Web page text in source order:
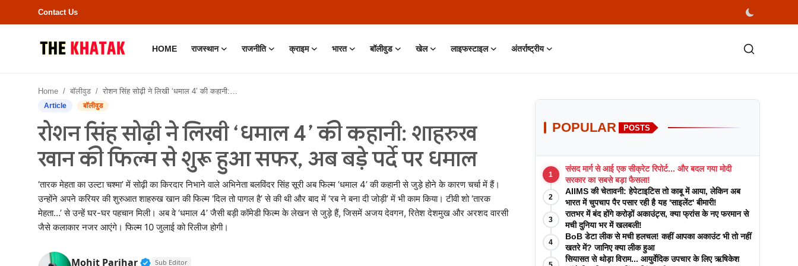
Contact Us
HOME राजस्थान राजनीति क्राइम भारत बॉलीवुड खेल लाइफस्टाइल अंतर्राष्ट्रीय
Contact Us
राजस्थान
राजनीति
Home बॉलीवुड रोशन सिंह सोढ़ी ने लिखी ‘धमाल 4’ की कहानी: शाहरुख खान की फिल्म से शुरू हुआ सफर, अब बड़े पर्दे पर धमाल
Article बॉलीवुड
रोशन सिंह सोढ़ी ने लिखी ‘धमाल 4’ की कहानी: शाहरुख
खान की फिल्म से शुरू हुआ सफर, अब बड़े पर्दे पर धमाल
‘तारक मेहता का उल्टा चश्मा’ में सोढ़ी का किरदार निभाने वाले अभिनेता बलविंदर सिंह सूरी अब फिल्म ‘धमाल 4’ की कहानी से जुड़े होने के कारण चर्चा में हैं।
उन्होंने अपने करियर की शुरुआत शाहरुख खान की फिल्म ‘दिल तो पागल है’ से की थी और बाद में ‘रब ने बना दी जोड़ी’ में भी काम किया। टीवी शो ‘तारक
मेहता…’ से उन्हें घर-घर पहचान मिली। अब वे ‘धमाल 4’ जैसी बड़ी कॉमेडी फिल्म के लेखन से जुड़े हैं, जिसमें अजय देवगन, रितेश देशमुख और अरशद वारसी
जैसे कलाकार नजर आएंगे। फिल्म 10 जुलाई को रिलीज होगी।
Mohit Parihar Verified Public Figure • 11 Jun, 2026
Sub Editor
POPULAR POSTS
1
संसद मार्ग से आई एक सीक्रेट रिपोर्ट... और बदल गया मोदी
सरकार का सबसे बड़ा फैसला!
2
AIIMS की चेतावनी: हेपेटाइटिस तो काबू में आया, लेकिन अब
भारत में चुपचाप पैर पसार रही है यह 'साइलेंट' बीमारी!
3
रातभर में बंद होंगे करोड़ों अकाउंट्स, क्या फ्रांस के नए फरमान से
मची दुनिया भर में खलबली!
4
BoB डेटा लीक से मची हलचल! कहीं आपका अकाउंट भी तो नहीं
खतरे में? जानिए क्या लीक हुआ
सियासत से थोड़ा विराम... आयुर्वेदिक उपचार के लिए ऋषिकेश